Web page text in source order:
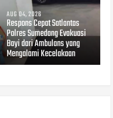
AUG 04, 2026
Respons Cepat Satlantas
Polres Sumedang Evakuasi
Bayi dari Ambulans yang
Mengalami Kecelakaan